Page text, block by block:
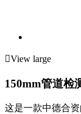
View large
150mm管道检
这是一款中德合